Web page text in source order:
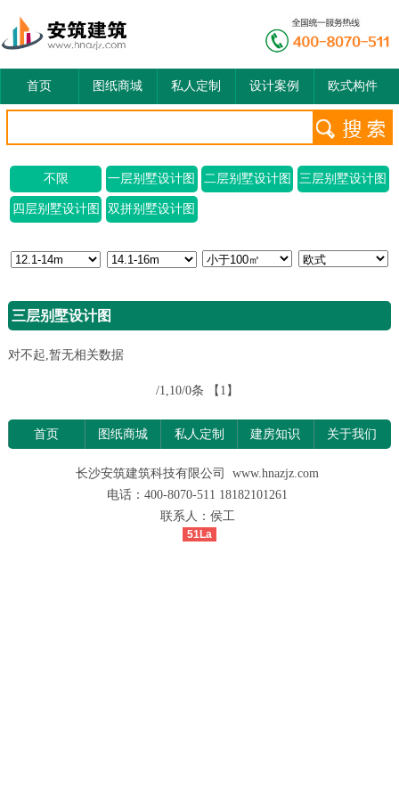
首页 图纸商城 私人定制 设计案例 欧式构件
不限 一层别墅设计图 二层别墅设计图 三层别墅设计图
四层别墅设计图 双拼别墅设计图
三层别墅设计图
对不起,暂无相关数据
/1,10/0条 【1】
首页 图纸商城 私人定制 建房知识 关于我们
长沙安筑建筑科技有限公司 www.hnazjz.com
电话：400-8070-511 18182101261
联系人：侯工
51La